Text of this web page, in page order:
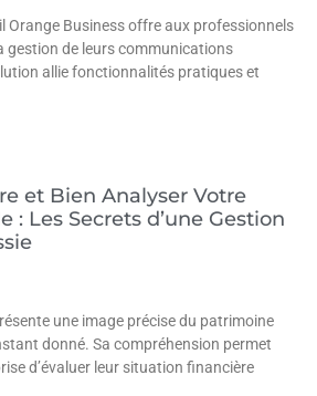
Orange Business offre aux professionnels
gestion de leurs communications
allie fonctionnalités pratiques et
et Bien Analyser Votre
: Les Secrets d’une Gestion
une image précise du patrimoine
donné. Sa compréhension permet
d’évaluer leur situation financière